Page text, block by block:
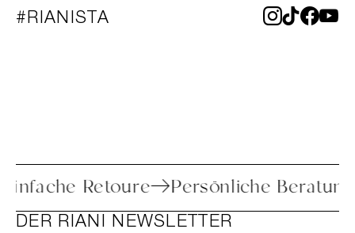
#RIANISTA
Einfache Retoure Persönliche
DER RIANI NEWSLETTER